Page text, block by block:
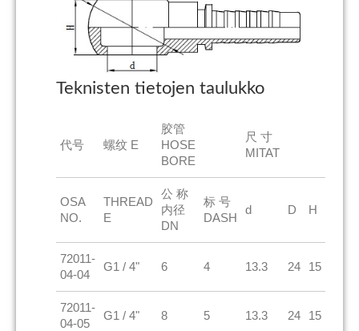
Teknisten tietojen taulukko
代号 螺纹 E
胶管
HOSE
BORE
尺 寸
MITAT
OSA
NO.
THREAD
E
公 称
内径
DN
标 号
DASH
d D H
72011-
04-04
G1 / 4" 6 4 13.3 24 15
72011-
04-05
G1 / 4" 8 5 13.3 24 15